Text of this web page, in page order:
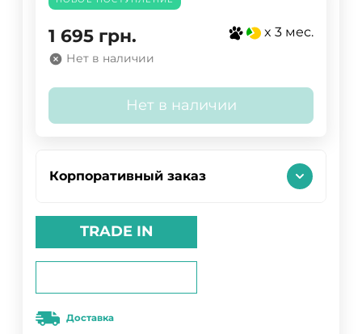
1 695 грн. x 3 мес.
Нет в наличии
Нет в наличии
Корпоративный заказ
TRADE IN
Доставка